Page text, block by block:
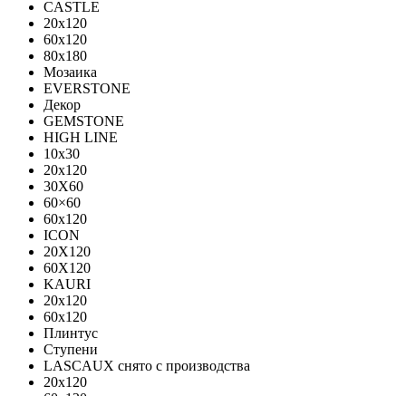
CASTLE
20x120
60x120
80х180
Мозаика
EVERSTONE
Декор
GEMSTONE
HIGH LINE
10x30
20x120
30X60
60×60
60x120
ICON
20X120
60X120
KAURI
20x120
60x120
Плинтус
Ступени
LASCAUX снято с производства
20x120